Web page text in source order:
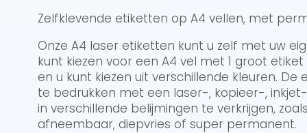
Zelfklevende etiketten op A4 vellen, met
Onze A4 laser etiketten kunt u zelf met uw
kunt kiezen voor een A4 vel met 1 groot
en u kunt kiezen uit verschillende kleuren. De
te bedrukken met een laser-, kopieer-,
in verschillende belijmingen te verkrijgen,
afneembaar, diepvries of super permanent.